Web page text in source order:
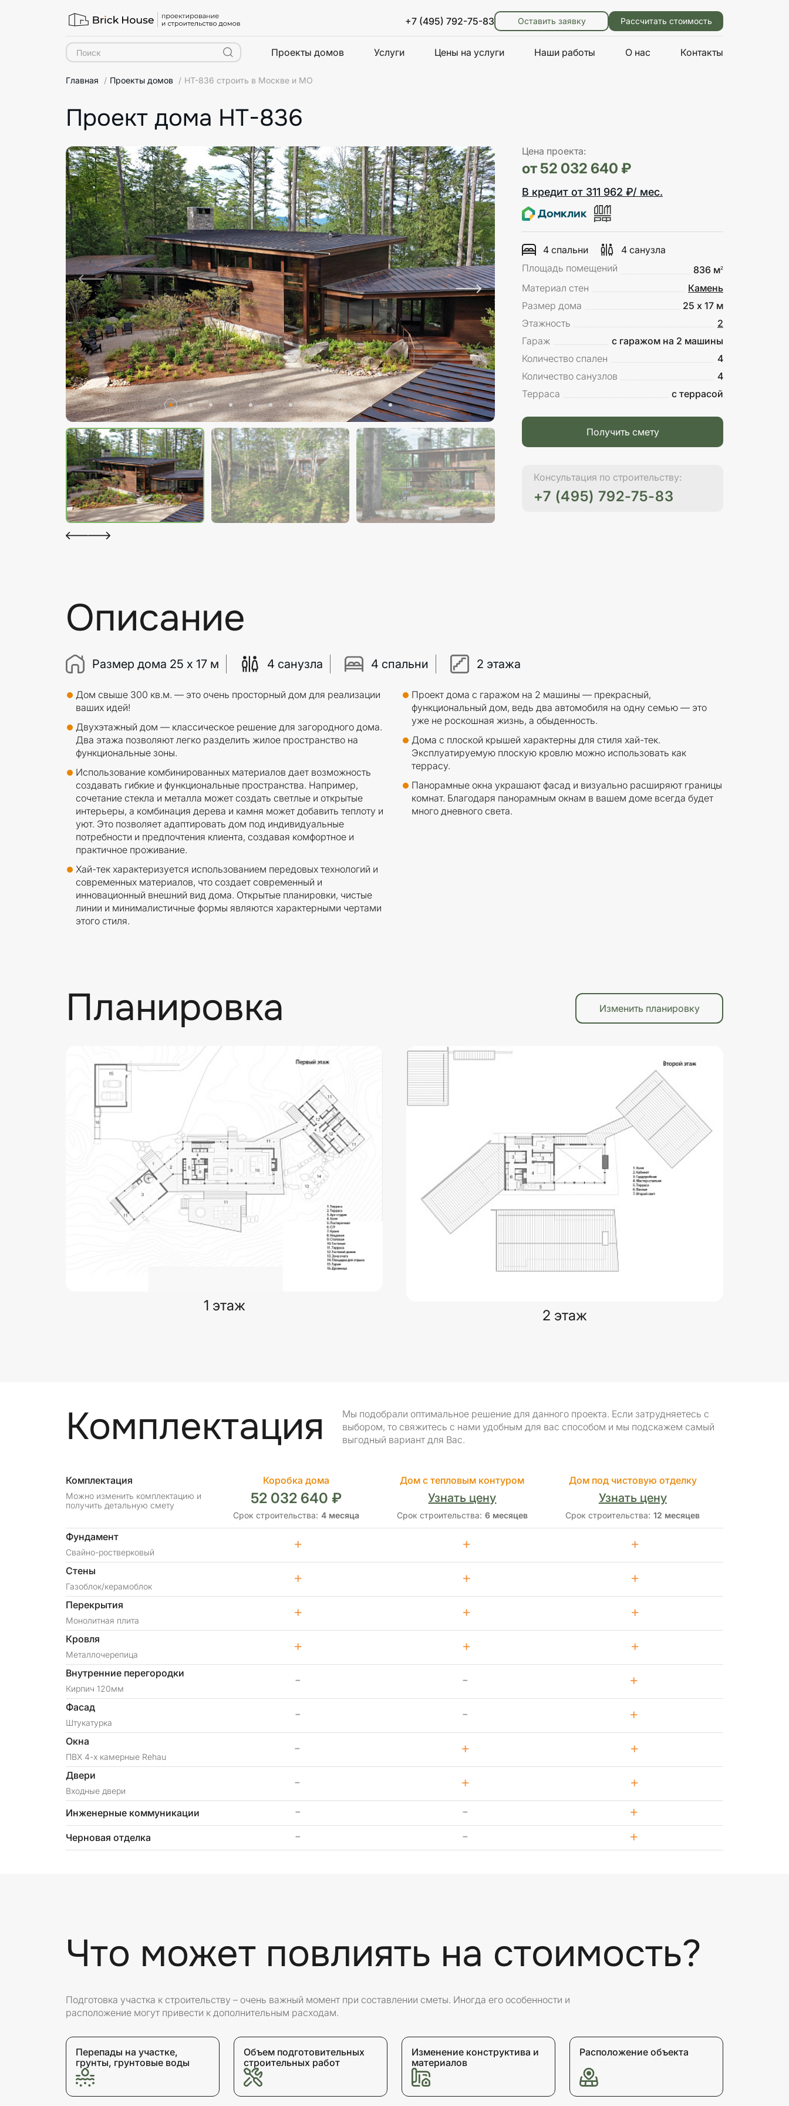
+7 (495) 792-75-83 Оставить заявку Рассчитать стоимость
Проекты домов Услуги Цены на услуги Наши работы О нас Контакты
Главная Проекты домов HT-836 строить в Москве и МО
Проект дома HT-836
Цена проекта:
от 52 032 640 ₽
В кредит от 311 962 ₽/ мес.
4 спальни
4 санузла
Площадь помещений
836 м2
Материал стен
Камень
Размер дома
25 х 17 м
Этажность
2
Гараж
с гаражом на 2 машины
Количество спален
4
Количество санузлов
4
Терраса
с террасой
Получить смету
Консультация по строительству:
+7 (495) 792-75-83
Описание
Размер дома 25 х 17 м 4 санузла 4 спальни 2 этажа
Дом свыше 300 кв.м. — это очень просторный дом для реализации
ваших идей!
Двухэтажный дом — классическое решение для загородного дома.
Два этажа позволяют легко разделить жилое пространство на
функциональные зоны.
Использование комбинированных материалов дает возможность
создавать гибкие и функциональные пространства. Например,
сочетание стекла и металла может создать светлые и открытые
интерьеры, а комбинация дерева и камня может добавить теплоту и
уют. Это позволяет адаптировать дом под индивидуальные
потребности и предпочтения клиента, создавая комфортное и
практичное проживание.
Хай-тек характеризуется использованием передовых технологий и
современных материалов, что создает современный и
инновационный внешний вид дома. Открытые планировки, чистые
линии и минималистичные формы являются характерными чертами
этого стиля.
Проект дома с гаражом на 2 машины — прекрасный,
функциональный дом, ведь два автомобиля на одну семью — это
уже не роскошная жизнь, а обыденность.
Дома с плоской крышей характерны для стиля хай-тек.
Эксплуатируемую плоскую кровлю можно использовать как
террасу.
Панорамные окна украшают фасад и визуально расширяют границы
комнат. Благодаря панорамным окнам в вашем доме всегда будет
много дневного света.
Планировка Изменить планировку
1 этаж
2 этаж
Комплектация
Мы подобрали оптимальное решение для данного проекта. Если затрудняетесь с
выбором, то свяжитесь с нами удобным для вас способом и мы подскажем самый
выгодный вариант для Вас.
Комплектация
Можно изменить комплектацию и
получить детальную смету
Коробка дома
52 032 640 ₽
Срок строительства: 4 месяца
Дом с тепловым контуром
Узнать цену
Срок строительства: 6 месяцев
Дом под чистовую отделку
Узнать цену
Срок строительства: 12 месяцев
Фундамент
Свайно-ростверковый + + +
Стены
Газоблок/керамоблок + + +
Перекрытия
Монолитная плита + + +
Кровля
Металлочерепица + + +
Внутренние перегородки
Кирпич 120мм - - +
Фасад
Штукатурка - - +
Окна
ПВХ 4-х камерные Rehau - + +
Двери
Входные двери - + +
Инженерные коммуникации - - +
Черновая отделка - - +
Что может повлиять на стоимость?
Подготовка участка к строительству – очень важный момент при составлении сметы. Иногда его особенности и
расположение могут привести к дополнительным расходам.
Перепады на участке,
грунты, грунтовые воды
Объем подготовительных
строительных работ
Изменение конструктива и
материалов
Расположение объекта